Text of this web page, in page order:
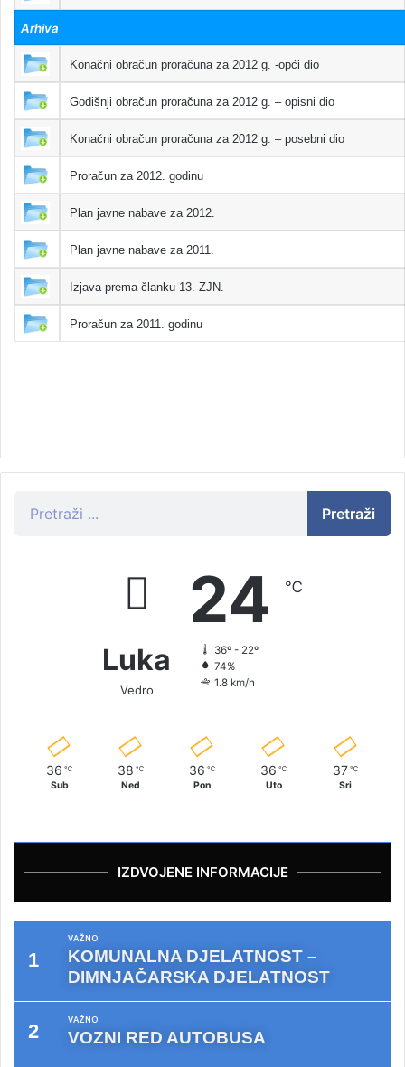
Arhiva
Konačni obračun proračuna za 2012 g. -opći dio
Godišnji obračun proračuna za 2012 g. – opisni dio
Konačni obračun proračuna za 2012 g. – posebni dio
Proračun za 2012. godinu
Plan javne nabave za 2012.
Plan javne nabave za 2011.
Izjava prema članku 13. ZJN.
Proračun za 2011. godinu
Pretraži
Luka
Vedro
24 ℃
36º - 22º
74%
1.8 km/h
36 ℃
Sub
38 ℃
Ned
36 ℃
Pon
36 ℃
Uto
37 ℃
Sri
IZDVOJENE INFORMACIJE
VAŽNO
KOMUNALNA DJELATNOST –
DIMNJAČARSKA DJELATNOST
VAŽNO
VOZNI RED AUTOBUSA